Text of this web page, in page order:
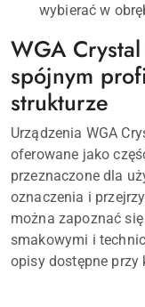
wybierać w
WGA
spójnym
strukturze
Urządzenia WGA
oferowane jako
przeznaczone dla
oznaczenia i
można zapoznać
smakowymi i
opisy dostępne przy